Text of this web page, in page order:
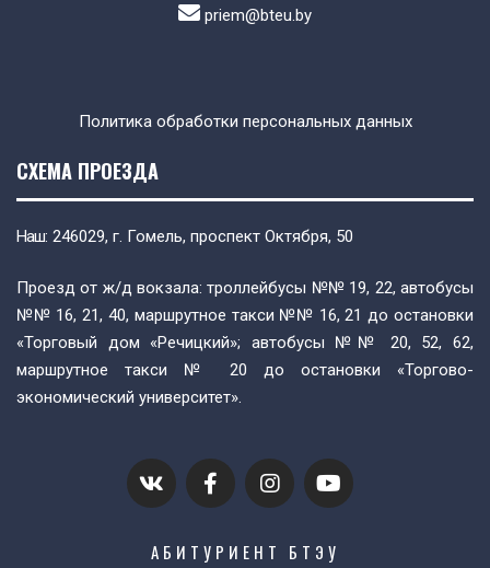
priem@bteu.by
Политика обработки персональных данных
СХЕМА ПРОЕЗДА
Наш: 246029, г. Гомель, проспект Октября, 50
Проезд от ж/д вокзала: троллейбусы №№ 19, 22, автобусы
№№ 16, 21, 40, маршрутное такси №№ 16, 21 до остановки
«Торговый дом «Речицкий»; автобусы №№ 20, 52, 62,
маршрутное такси № 20 до остановки «Торгово-
экономический университет».
АБИТУРИЕНТ БТЭУ